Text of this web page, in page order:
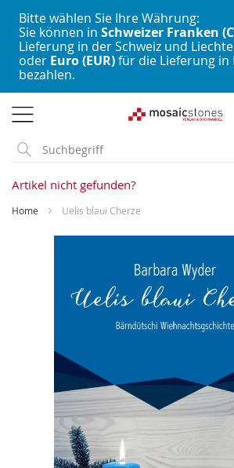
Bitte wählen Sie Ihre Währung:
Sie können in Schweizer Franken
Lieferung in der Schweiz und
oder Euro (EUR)für die Lieferung in
bezahlen.
zum
Inhalt
Artikel nicht gefunden?
Home Uelis blaui Cherze